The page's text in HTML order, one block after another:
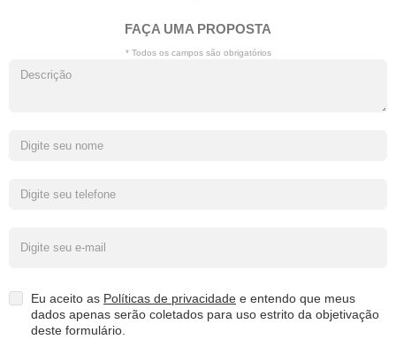
FAÇA UMA PROPOSTA
* Todos os campos são obrigatórios
Eu aceito as Políticas de privacidade e entendo que meus
dados apenas serão coletados para uso estrito da objetivação
deste formulário.